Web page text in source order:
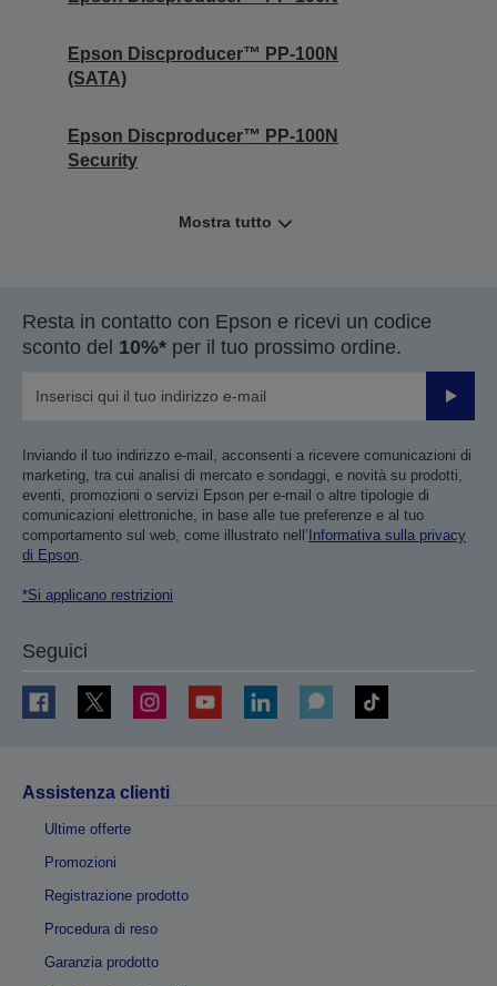
Epson Discproducer™ PP-100N
(SATA)
Epson Discproducer™ PP-100N
Security
Mostra tutto
Resta in contatto con Epson e ricevi un codice
sconto del 10%* per il tuo prossimo ordine.
Invia
Inviando il tuo indirizzo e-mail, acconsenti a ricevere comunicazioni di
marketing, tra cui analisi di mercato e sondaggi, e novità su prodotti,
eventi, promozioni o servizi Epson per e-mail o altre tipologie di
comunicazioni elettroniche, in base alle tue preferenze e al tuo
comportamento sul web, come illustrato nell’ Informativa sulla privacy
di Epson.
*Si applicano restrizioni
Seguici
Assistenza clienti
Ultime offerte
Promozioni
Registrazione prodotto
Procedura di reso
Garanzia prodotto